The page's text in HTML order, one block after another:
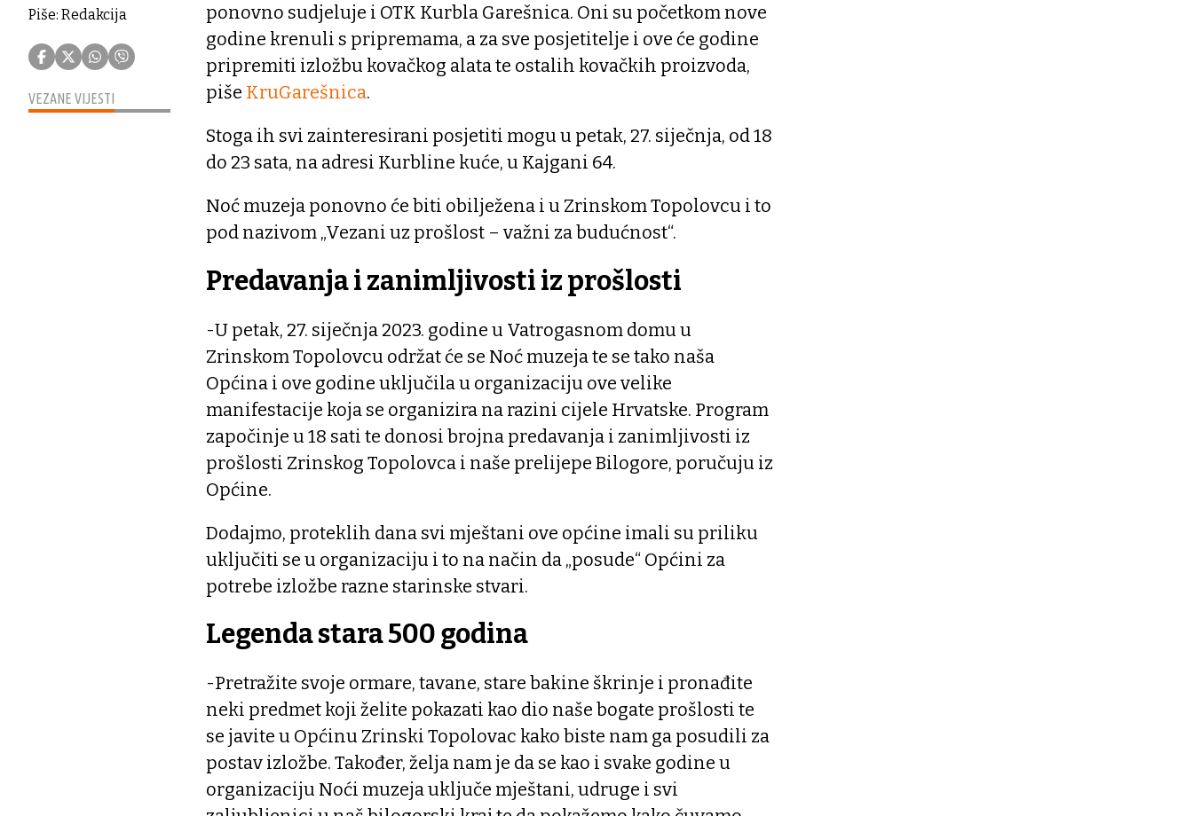
Piše: Redakcija
VEZANE VIJESTI
ponovno sudjeluje i OTK Kurbla Garešnica. Oni su početkom nove
godine krenuli s pripremama, a za sve posjetitelje i ove će godine
pripremiti izložbu kovačkog alata te ostalih kovačkih proizvoda,
piše KruGarešnica.
Stoga ih svi zainteresirani posjetiti mogu u petak, 27. siječnja, od 18
do 23 sata, na adresi Kurbline kuće, u Kajgani 64.
Noć muzeja ponovno će biti obilježena i u Zrinskom Topolovcu i to
pod nazivom „Vezani uz prošlost – važni za budućnost“.
Predavanja i zanimljivosti iz prošlosti
-U petak, 27. siječnja 2023. godine u Vatrogasnom domu u
Zrinskom Topolovcu održat će se Noć muzeja te se tako naša
Općina i ove godine uključila u organizaciju ove velike
manifestacije koja se organizira na razini cijele Hrvatske. Program
započinje u 18 sati te donosi brojna predavanja i zanimljivosti iz
prošlosti Zrinskog Topolovca i naše prelijepe Bilogore, poručuju iz
Općine.
Dodajmo, proteklih dana svi mještani ove općine imali su priliku
uključiti se u organizaciju i to na način da „posude“ Općini za
potrebe izložbe razne starinske stvari.
Legenda stara 500 godina
-Pretražite svoje ormare, tavane, stare bakine škrinje i pronađite
neki predmet koji želite pokazati kao dio naše bogate prošlosti te
se javite u Općinu Zrinski Topolovac kako biste nam ga posudili za
postav izložbe. Također, želja nam je da se kao i svake godine u
organizaciju Noći muzeja uključe mještani, udruge i svi